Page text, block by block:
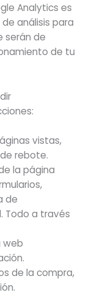
Analytics es
análisis para
serán de
de tu
vistas,
rebote.
la página
de
Todo a través
web
de la compra,